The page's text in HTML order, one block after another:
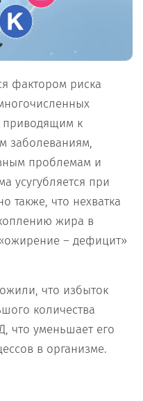
фактором риска
приводящим к
заболеваниям,
проблемам и
усугубляется при
также, что нехватка
жира в
– дефицит»
что избыток
количества
что уменьшает его
в организме.